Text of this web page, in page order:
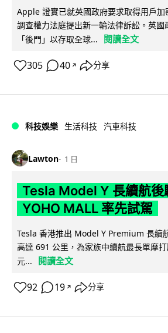
Apple 證實已就英國政府要求取得用戶加
調查權力法庭提出新一輪法律訴訟。英
「後門」以存取全球...
閱讀全文
305 40 ↗ 分享
科技娛樂 生活科技 汽車科技
Lawton 1 日
Tesla Model Y 長續航後
YOHO MALL 率先試駕
Tesla 香港推出 Model Y Premium 長續
高達 691 公里，為家族中續航最長單摩
元...
閱讀全文
92 19 ↗ 分享